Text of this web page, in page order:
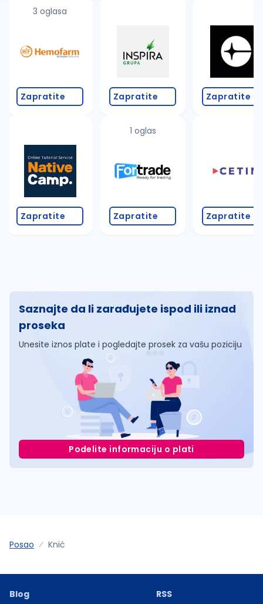
3 oglasa
Zapratite
Zapratite
Zapratite
1 oglas
Zapratite
Zapratite
Zapratite
Saznajte da li zarađujete ispod ili iznad
proseka
Unesite iznos plate i pogledajte prosek za vašu poziciju
Podelite informaciju o plati
Posao Knić
Blog
RSS